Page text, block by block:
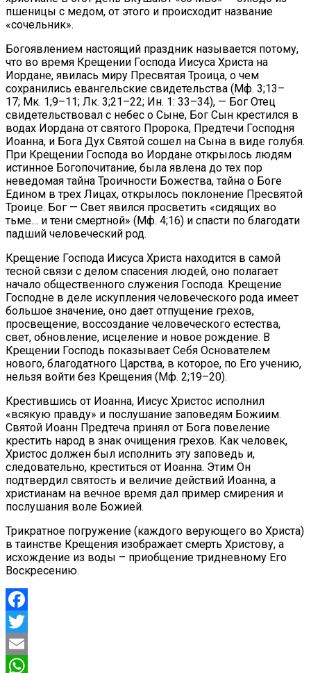
пшеницы с медом, от этого и происходит название
«сочельник».
Богоявлением настоящий праздник называется потому,
что во время Крещении Господа Иисуса Христа на
Иордане, явилась миру Пресвятая Троица, о чем
сохранились евангельские свидетельства (Мф. 3;13–
17; Мк. 1;9–11; Лк. 3;21–22; Ин. 1: 33–34), — Бог Отец
свидетельствовал с небес о Сыне, Бог Сын крестился в
водах Иордана от святого Пророка, Предтечи Господня
Иоанна, и Бога Дух Святой сошел на Сына в виде голубя.
При Крещении Господа во Иордане открылось людям
истинное Богопочитание, была явлена до тех пор
неведомая тайна Троичности Божества, тайна о Боге
Едином в трех Лицах, открылось поклонение Пресвятой
Троице. Бог — Свет явился просветить «сидящих во
тьме… и тени смертной» (Мф. 4;16) и спасти по благодати
падший человеческий род.
Крещение Господа Иисуса Христа находится в самой
тесной связи с делом спасения людей, оно полагает
начало общественного служения Господа. Крещение
Господне в деле искупления человеческого рода имеет
большое значение, оно дает отпущение грехов,
просвещение, воссоздание человеческого естества,
свет, обновление, исцеление и новое рождение. В
Крещении Господь показывает Себя Основателем
нового, благодатного Царства, в которое, по Его учению,
нельзя войти без Крещения (Мф. 2;19–20).
Крестившись от Иоанна, Иисус Христос исполнил
«всякую правду» и послушание заповедям Божиим.
Святой Иоанн Предтеча принял от Бога повеление
крестить народ в знак очищения грехов. Как человек,
Христос должен был исполнить эту заповедь и,
следовательно, креститься от Иоанна. Этим Он
подтвердил святость и величие действий Иоанна, а
христианам на вечное время дал пример смирения и
послушания воле Божией.
Трикратное погружение (каждого верующего во Христа)
в таинстве Крещения изображает смерть Христову, а
исхождение из воды – приобщение тридневному Его
Воскресению.
Facebook
Twitter
Email